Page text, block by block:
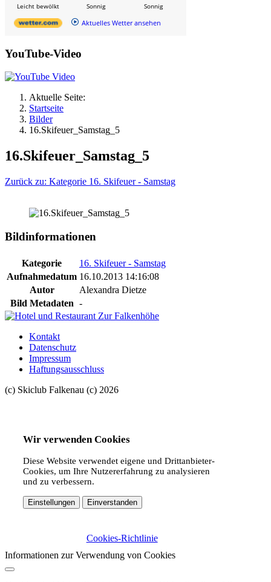
Leicht bewölkt
Sonnig
Sonnig
Aktuelles Wetter ansehen
YouTube-Video
Aktuelle Seite:
Startseite
Bilder
16.Skifeuer_Samstag_5
16.Skifeuer_Samstag_5
Zurück zu: Kategorie 16. Skifeuer - Samstag
Bildinformationen
Kategorie
16. Skifeuer - Samstag
Aufnahmedatum 16.10.2013 14:16:08
Autor
Alexandra Dietze
Bild Metadaten -
Kontakt
Datenschutz
Impressum
Haftungsausschluss
(c) Skiclub Falkenau (c) 2026
Wir verwenden Cookies
Diese Website verwendet eigene und Drittanbieter-
Cookies, um Ihre Nutzererfahrung zu analysieren
und zu verbessern.
Einstellungen Einverstanden
Cookies-Richtlinie
Informationen zur Verwendung von Cookies